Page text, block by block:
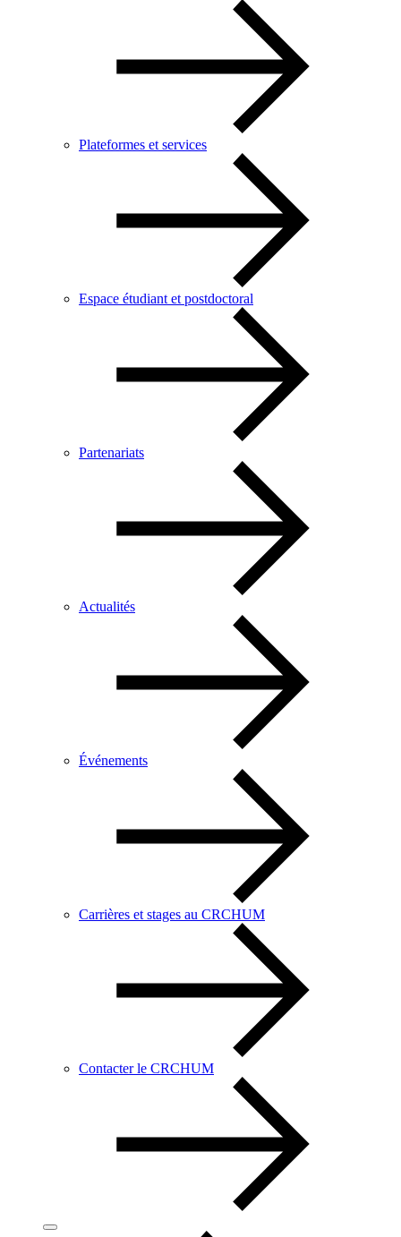
Plateformes et services
Espace étudiant et postdoctoral
Partenariats
Actualités
Événements
Carrières et stages au CRCHUM
Contacter le CRCHUM